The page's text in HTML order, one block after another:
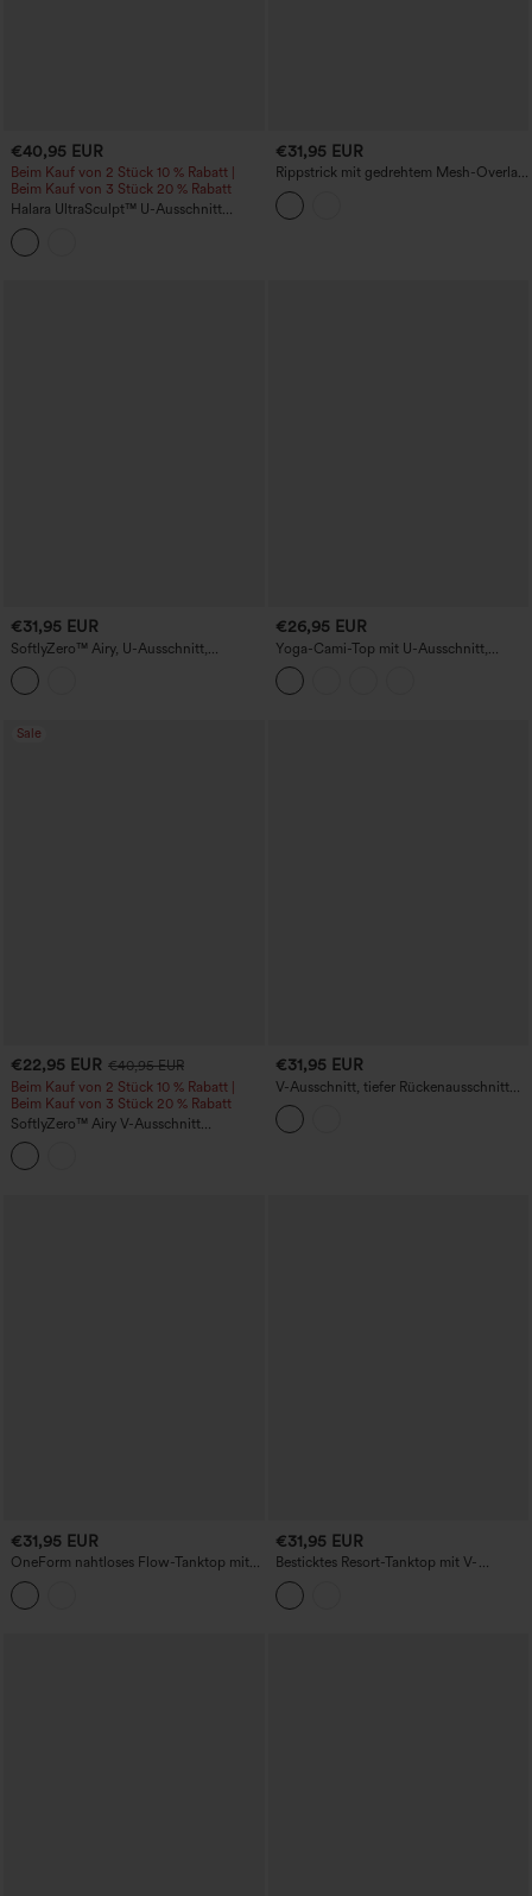
€40,95 EUR
Beim Kauf von 2 Stück 10 % Rabatt |
Beim Kauf von 3 Stück 20 % Rabatt
Halara UltraSculpt™ U-Ausschnitt
Racerback Colorblock-Tanktop mit
integriertem BH und Tasche
€31,95 EUR
Rippstrick mit gedrehtem Mesh-Overlay,
integrierter BH, Cool-Touch,
geruchshemmend, kurzes Yoga-
Trägershirt – UPF40+
€31,95 EUR
SoftlyZero™ Airy, U-Ausschnitt,
verstellbare Träger, integrierter BH,
lässiges Tanktop für Körbchengrößen B-
D
€26,95 EUR
Yoga-Cami-Top mit U-Ausschnitt,
integriertem BH und überlappendem
Saum – verlängerte Länge
Sale
€22,95 EUR €40,95 EUR
Beim Kauf von 2 Stück 10 % Rabatt |
Beim Kauf von 3 Stück 20 % Rabatt
SoftlyZero™ Airy V-Ausschnitt
Racerback mit überkreuztem Saum, mit
integriertem BH, kurz geschnittenes
Cool-Touch Yoga-Top – UPF50+
€31,95 EUR
V-Ausschnitt, tiefer Rückenausschnitt
mit kontrastierender Spitze –
ultraschlankes, kurz geschnittenes
Yoga-Trägertop
€31,95 EUR
OneForm nahtloses Flow-Tanktop mit
Reverskragen, Colorblock-Design und
atmungsaktivem Mesh – Tennis-Top
€31,95 EUR
Besticktes Resort-Tanktop mit V-
Ausschnitt und Rüschensaum